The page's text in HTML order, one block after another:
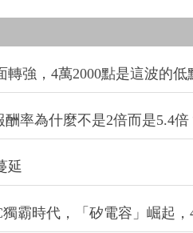
強，4萬2000點是這波的低
率為什麼不是2倍而是5.4倍
延
霸時代，「矽電容」崛起